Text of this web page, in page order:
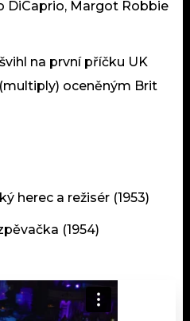
DiCaprio, Margot Robbie
na první příčku UK
oceněným Brit
herec a režisér (1953)
(1954)